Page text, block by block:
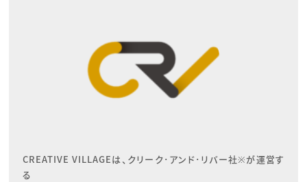
CREATIVE VILLAGEは、クリーク･アンド･リバー社※が運営す
る